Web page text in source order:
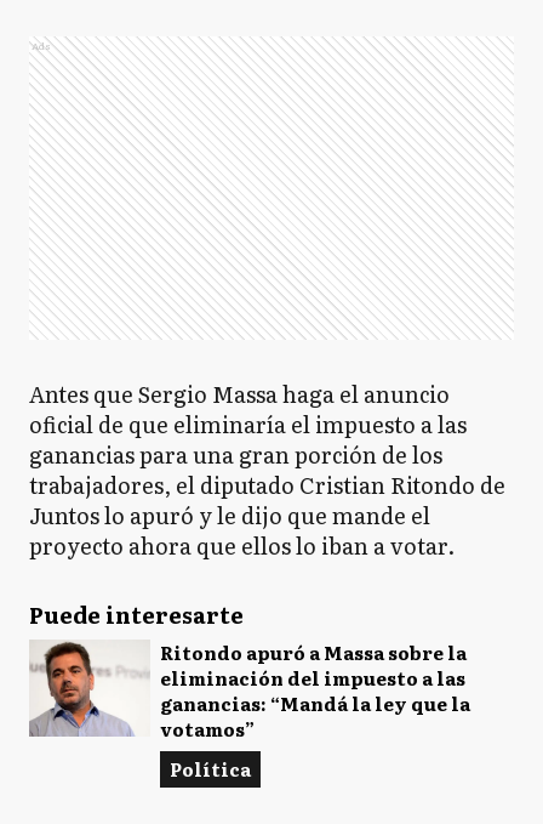
Ads
Antes que Sergio Massa haga el anuncio
oficial de que eliminaría el impuesto a las
ganancias para una gran porción de los
trabajadores, el diputado Cristian Ritondo de
Juntos lo apuró y le dijo que mande el
proyecto ahora que ellos lo iban a votar.
Puede interesarte
Ritondo apuró a Massa sobre la
eliminación del impuesto a las
ganancias: “Mandá la ley que la
votamos”
Política